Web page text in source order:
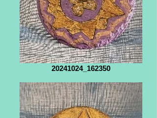
20241024_162350